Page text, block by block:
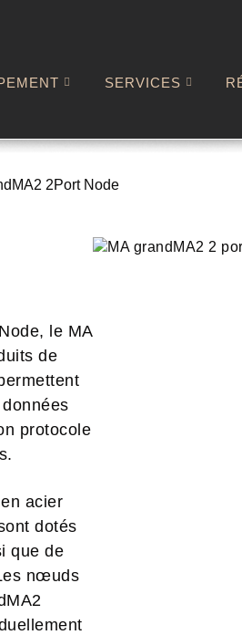
SERVICES
2Port Node
le MA
de
protocole
acier
dotés
que de
nœuds